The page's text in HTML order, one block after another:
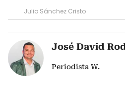
Julio Sánchez Cristo
José David
Periodista W.